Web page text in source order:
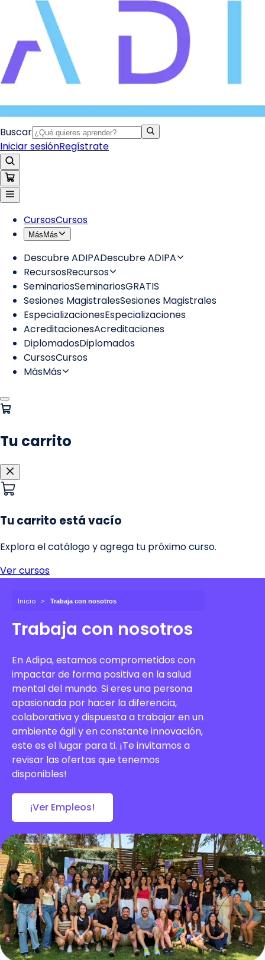
Inicio Trabaja con nosotros
Trabaja con nosotros
En Adipa, estamos comprometidos con
impactar de forma positiva en la salud
mental del mundo. Si eres una persona
apasionada por hacer la diferencia,
colaborativa y dispuesta a trabajar en un
ambiente ágil y en constante innovación,
este es el lugar para ti. ¡Te invitamos a
revisar las ofertas que tenemos
disponibles!
¡Ver Empleos!